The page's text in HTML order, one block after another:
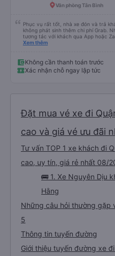
Văn phòng Tân Bình
Phục vụ rất tốt, nhà xe đón và trả
không phát sinh thêm chi phí Grab.
tương tác với khách qua App hoặc
nữa để hành khách yên tâm đặc biệt
Xem thêm
Không cần thanh toán trước
Xác nhận chỗ ngay lập tức
Đặt mua vé xe đi
cao và giá vé ưu đãi
Tư vấn TOP 1 xe khách đi
cao, uy tín, giá rẻ nhất 08/
🚌 1. Xe Nguyên Dịu
Hằng
Những câu hỏi thường gặp
5
Thông tin tuyến đường
Giới thiệu tuyến đường xe